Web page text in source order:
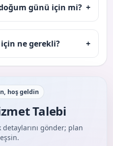
günü için mi? +
ne gerekli? +
hoş geldin
Talebi
gönder; plan